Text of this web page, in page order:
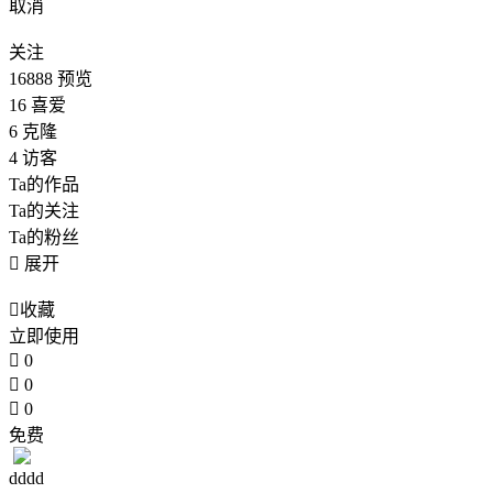
取消
关注
16888 预览
16 喜爱
6 克隆
4 访客
Ta的作品
Ta的关注
Ta的粉丝
 展开
收藏
立即使用
 0
 0
 0
免费
dddd